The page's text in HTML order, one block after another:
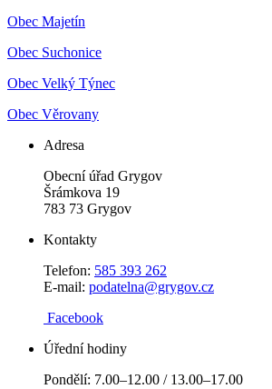
Obec Majetín
Obec Suchonice
Obec Velký Týnec
Obec Věrovany
Adresa
Obecní úřad Grygov
Šrámkova 19
783 73 Grygov
Kontakty
Telefon: 585 393 262
E-mail: podatelna@grygov.cz
Facebook
Úřední hodiny
Pondělí: 7.00–12.00 / 13.00–17.00